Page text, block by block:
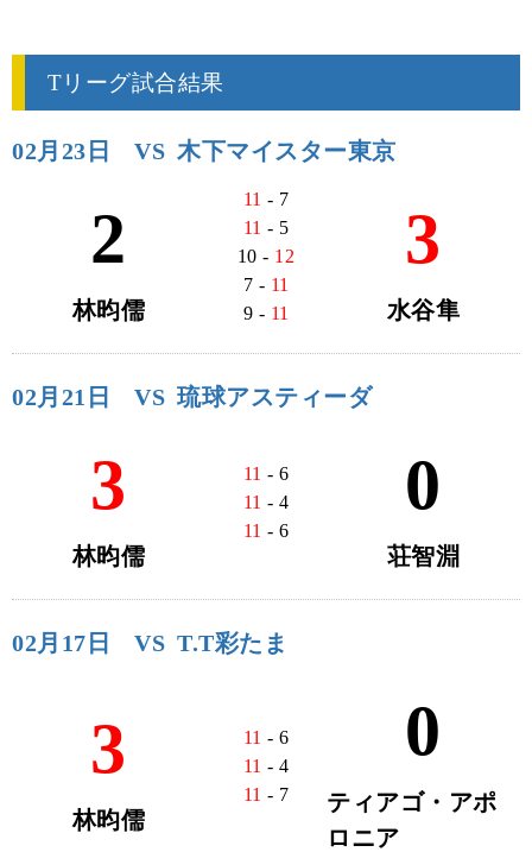
Tリーグ試合結果
02月23日 VS 木下マイスター東京
2
林昀儒
11 - 7
11 - 5
10 - 12
7 - 11
9 - 11
3
水谷隼
02月21日 VS 琉球アスティーダ
3
林昀儒
11 - 6
11 - 4
11 - 6
0
荘智淵
02月17日 VS T.T彩たま
3
林昀儒
11 - 6
11 - 4
11 - 7
0
ティアゴ・アポ
ロニア